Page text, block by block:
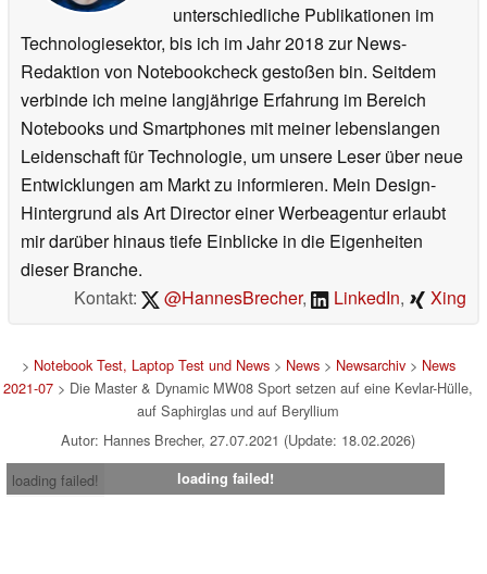
unterschiedliche Publikationen im
Technologiesektor, bis ich im Jahr 2018 zur News-
Redaktion von Notebookcheck gestoßen bin. Seitdem
verbinde ich meine langjährige Erfahrung im Bereich
Notebooks und Smartphones mit meiner lebenslangen
Leidenschaft für Technologie, um unsere Leser über neue
Entwicklungen am Markt zu informieren. Mein Design-
Hintergrund als Art Director einer Werbeagentur erlaubt
mir darüber hinaus tiefe Einblicke in die Eigenheiten
dieser Branche.
Kontakt:
@HannesBrecher, LinkedIn, Xing
> Notebook Test, Laptop Test und News> News> Newsarchiv> News
2021-07 > Die Master & Dynamic MW08 Sport setzen auf eine Kevlar-Hülle,
auf Saphirglas und auf Beryllium
Autor: Hannes Brecher, 27.07.2021 (Update: 18.02.2026)
loading failed!
loading failed!